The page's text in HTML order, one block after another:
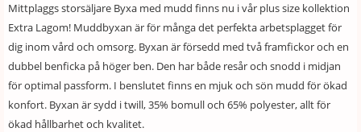
Mittplaggs storsäljare Byxa med mudd finns nu i vår plus size kollektion
Extra Lagom! Muddbyxan är för många det perfekta arbetsplagget för
dig inom vård och omsorg. Byxan är försedd med två framfickor och en
dubbel benficka på höger ben. Den har både resår och snodd i midjan
för optimal passform. I benslutet finns en mjuk och sön mudd för ökad
konfort. Byxan är sydd i twill, 35% bomull och 65% polyester, allt för
ökad hållbarhet och kvalitet.